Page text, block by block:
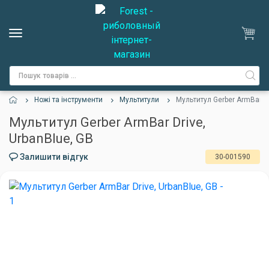
Ножі та інструменти Мультитули Мультитул Gerber ArmBar
Мультитул Gerber ArmBar Drive,
UrbanBlue, GB
Залишити відгук 30-001590